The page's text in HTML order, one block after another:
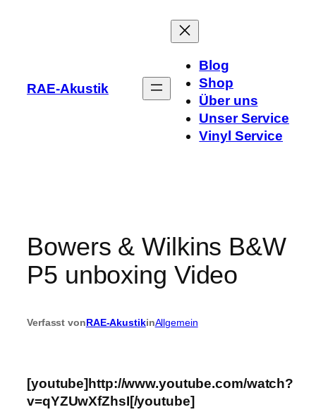
RAE-Akustik
Blog
Shop
Über uns
Unser Service
Vinyl Service
Bowers & Wilkins B&W
P5 unboxing Video
Verfasst vonRAE-AkustikinAllgemein
[youtube]http://www.youtube.com/watch?
v=qYZUwXfZhsI[/youtube]